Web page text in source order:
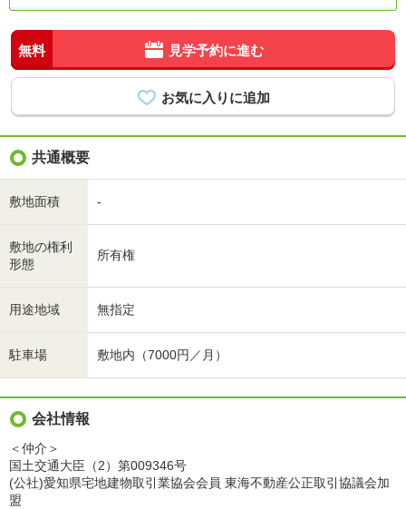
無料 見学予約に進む
共通概要
敷地面積 -
敷地の権利
形態
所有権
用途地域 無指定
駐車場 敷地内（7000円／月）
会社情報
＜仲介＞
国土交通大臣（2）第009346号
(公社)愛知県宅地建物取引業協会会員 東海不動産公正取引協議会加
盟